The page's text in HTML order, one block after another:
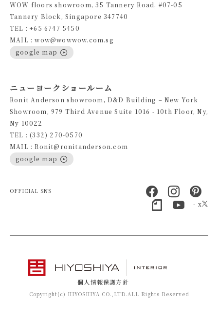
WOW floors showroom, 35 Tannery Road, #07-05
Tannery Block, Singapore 347740
TEL : +65 6747 5450
MAIL : wow@wowwow.com.sg
google map
ニューヨークショールーム
Ronit Anderson showroom, D&D Building – New York
Showroom, 979 Third Avenue Suite 1016 - 10th Floor, Ny,
Ny 10022
TEL : (332) 270-0570
MAIL : Ronit@ronitanderson.com
google map
OFFICIAL SNS
- x
個人情報保護方針
Copyright(c) HIYOSHIYA CO.,LTD.ALL Rights Reserved